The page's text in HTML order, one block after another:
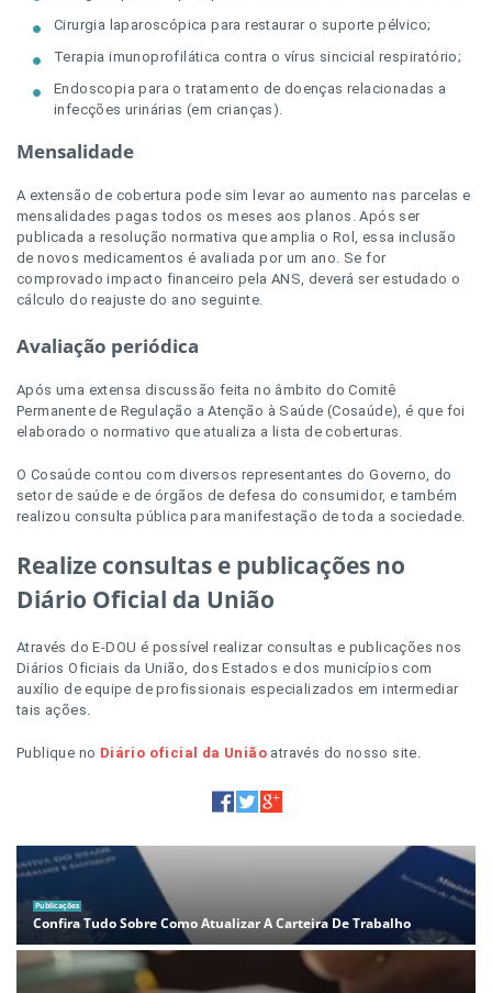
Cirurgia laparoscópica para restaurar o suporte pélvico;
Terapia imunoprofilática contra o vírus sincicial respiratório;
Endoscopia para o tratamento de doenças relacionadas a
infecções urinárias (em crianças).
Mensalidade
A extensão de cobertura pode sim levar ao aumento nas parcelas e
mensalidades pagas todos os meses aos planos. Após ser
publicada a resolução normativa que amplia o Rol, essa inclusão
de novos medicamentos é avaliada por um ano. Se for
comprovado impacto financeiro pela ANS, deverá ser estudado o
cálculo do reajuste do ano seguinte.
Avaliação periódica
Após uma extensa discussão feita no âmbito do Comitê
Permanente de Regulação a Atenção à Saúde (Cosaúde), é que foi
elaborado o normativo que atualiza a lista de coberturas.
O Cosaúde contou com diversos representantes do Governo, do
setor de saúde e de órgãos de defesa do consumidor, e também
realizou consulta pública para manifestação de toda a sociedade.
Realize consultas e publicações no
Diário Oficial da União
Através do E-DOU é possível realizar consultas e publicações nos
Diários Oficiais da União, dos Estados e dos municípios com
auxílio de equipe de profissionais especializados em intermediar
tais ações.
Publique no Diário oficial da União através do nosso site.
Publicações
Confira Tudo Sobre Como Atualizar A Carteira De Trabalho